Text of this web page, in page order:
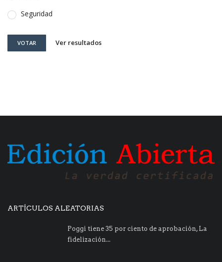
Seguridad
VOTAR Ver resultados
ARTÍCULOS ALEATORIAS
Poggi tiene 35 por ciento de aprobación, La
fidelización...